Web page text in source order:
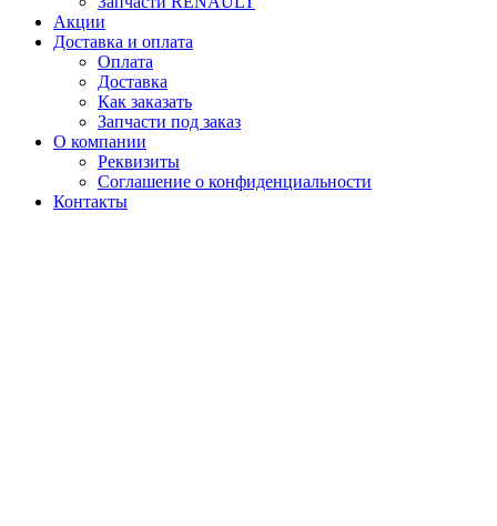
Акции
Доставка и оплата
Оплата
Доставка
Как заказать
Запчасти под заказ
О компании
Реквизиты
Соглашение о конфиденциальности
Контакты